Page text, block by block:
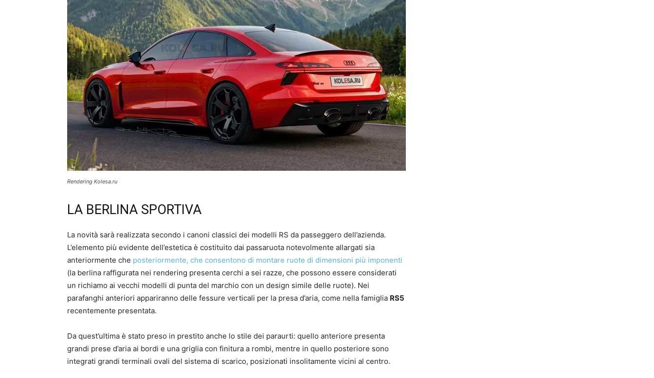
Rendering Kolesa.ru
LA BERLINA SPORTIVA
La novità sarà realizzata secondo i canoni classici dei modelli RS da passeggero dell’azienda.
L’elemento più evidente dell’estetica è costituito dai passaruota notevolmente allargati sia
anteriormente che posteriormente, che consentono di montare ruote di dimensioni più imponenti
(la berlina raffigurata nei rendering presenta cerchi a sei razze, che possono essere considerati
un richiamo ai vecchi modelli di punta del marchio con un design simile delle ruote). Nei
parafanghi anteriori appariranno delle fessure verticali per la presa d’aria, come nella famiglia RS5
recentemente presentata.
Da quest’ultima è stato preso in prestito anche lo stile dei paraurti: quello anteriore presenta
grandi prese d’aria ai bordi e una griglia con finitura a rombi, mentre in quello posteriore sono
integrati grandi terminali ovali del sistema di scarico, posizionati insolitamente vicini al centro.